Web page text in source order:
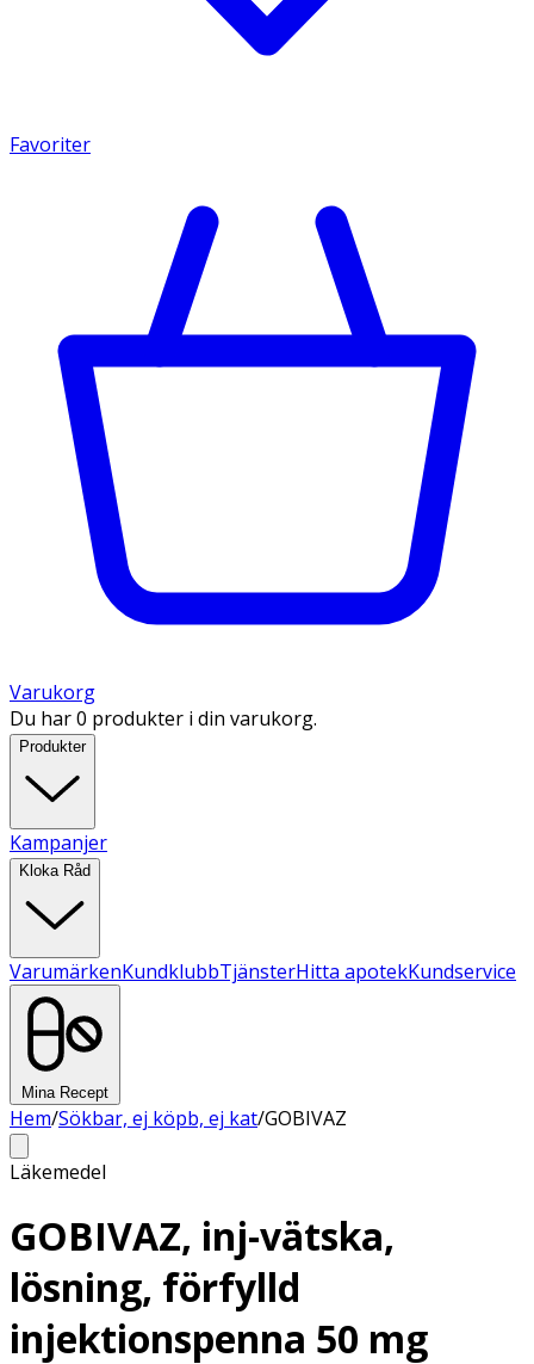
Favoriter
Varukorg
Du har 0 produkter i din varukorg.
Produkter
Kampanjer
Kloka Råd
VarumärkenKundklubbTjänsterHitta apotekKundservice
Mina Recept
Hem/Sökbar, ej köpb, ej kat/GOBIVAZ
Läkemedel
GOBIVAZ, inj-vätska,
lösning, förfylld
injektionspenna 50 mg